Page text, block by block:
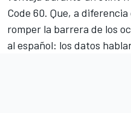
Code 60. Que, a
romper la barrera de los
al español: los datos